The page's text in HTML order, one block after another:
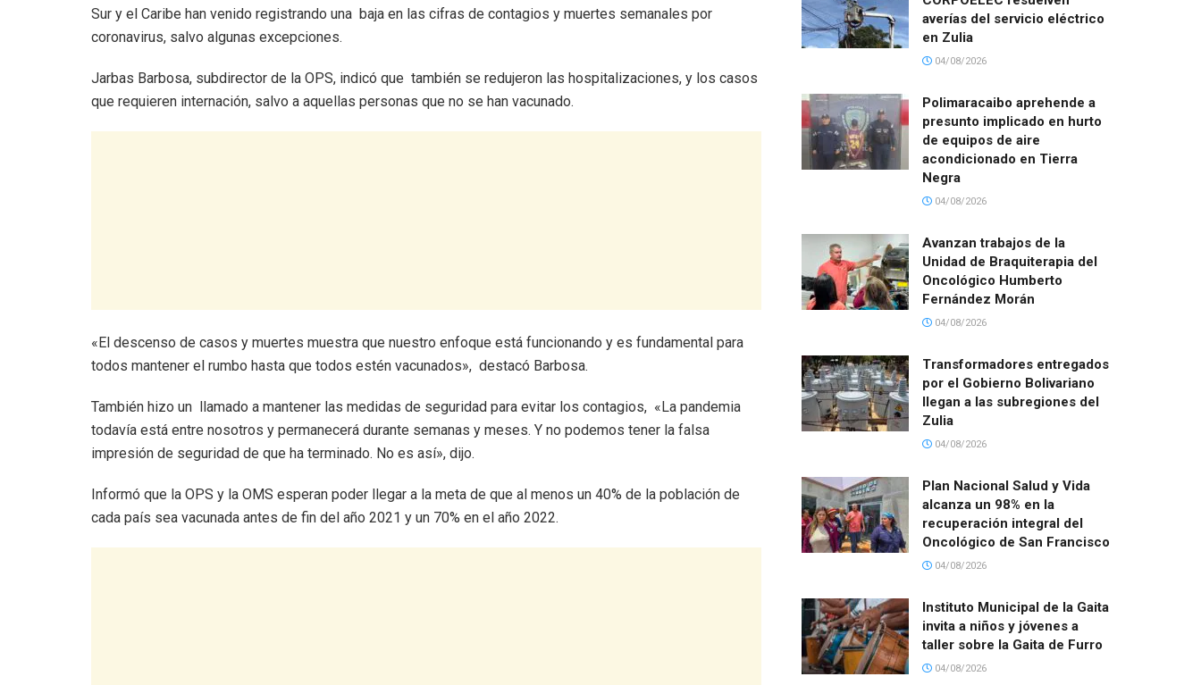
Sur y el Caribe han venido registrando una baja en las cifras de contagios y muertes semanales por
coronavirus, salvo algunas excepciones.
Jarbas Barbosa, subdirector de la OPS, indicó que también se redujeron las hospitalizaciones, y los casos
que requieren internación, salvo a aquellas personas que no se han vacunado.
«El descenso de casos y muertes muestra que nuestro enfoque está funcionando y es fundamental para
todos mantener el rumbo hasta que todos estén vacunados», destacó Barbosa.
También hizo un llamado a mantener las medidas de seguridad para evitar los contagios, «La pandemia
todavía está entre nosotros y permanecerá durante semanas y meses. Y no podemos tener la falsa
impresión de seguridad de que ha terminado. No es así», dijo.
Informó que la OPS y la OMS esperan poder llegar a la meta de que al menos un 40% de la población de
cada país sea vacunada antes de fin del año 2021 y un 70% en el año 2022.
averías del servicio eléctrico
en Zulia
04/08/2026
Polimaracaibo aprehende a
presunto implicado en hurto
de equipos de aire
acondicionado en Tierra
Negra
04/08/2026
Avanzan trabajos de la
Unidad de Braquiterapia del
Oncológico Humberto
Fernández Morán
04/08/2026
Transformadores entregados
por el Gobierno Bolivariano
llegan a las subregiones del
Zulia
04/08/2026
Plan Nacional Salud y Vida
alcanza un 98% en la
recuperación integral del
Oncológico de San Francisco
04/08/2026
Instituto Municipal de la Gaita
invita a niños y jóvenes a
taller sobre la Gaita de Furro
04/08/2026